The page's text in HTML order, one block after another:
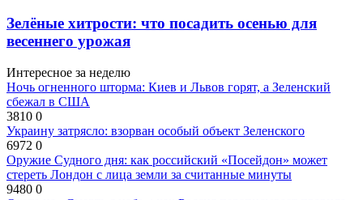
Зелёные хитрости: что посадить осенью для
весеннего урожая
Интересное за неделю
Ночь огненного шторма: Киев и Львов горят, а Зеленский
сбежал в США
3810 0
Украину затрясло: взорван особый объект Зеленского
6972 0
Оружие Судного дня: как российский «Посейдон» может
стереть Лондон с лица земли за считанные минуты
9480 0